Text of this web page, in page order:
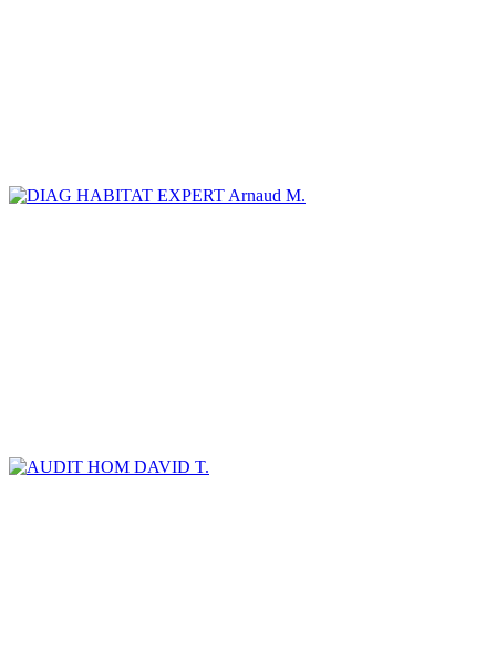
Arnaud M.
DAVID T.